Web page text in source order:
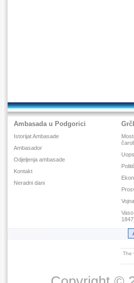
Ambasada u Podgorici
Istorijat Ambasade
Ambasador
Odjeljenja ambasade
Kontakt
Neradni dani
The